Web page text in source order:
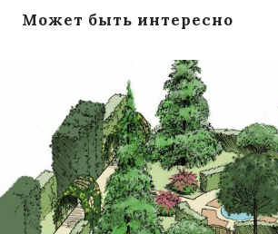
Может быть интересно